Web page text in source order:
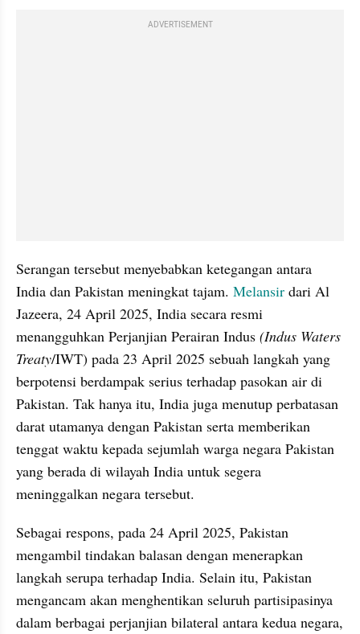
ADVERTISEMENT
Serangan tersebut menyebabkan ketegangan antara
India dan Pakistan meningkat tajam. Melansir dari Al
Jazeera, 24 April 2025, India secara resmi
menangguhkan Perjanjian Perairan Indus (Indus Waters
Treaty/IWT) pada 23 April 2025 sebuah langkah yang
berpotensi berdampak serius terhadap pasokan air di
Pakistan. Tak hanya itu, India juga menutup perbatasan
darat utamanya dengan Pakistan serta memberikan
tenggat waktu kepada sejumlah warga negara Pakistan
yang berada di wilayah India untuk segera
meninggalkan negara tersebut.
Sebagai respons, pada 24 April 2025, Pakistan
mengambil tindakan balasan dengan menerapkan
langkah serupa terhadap India. Selain itu, Pakistan
mengancam akan menghentikan seluruh partisipasinya
dalam berbagai perjanjian bilateral antara kedua negara,